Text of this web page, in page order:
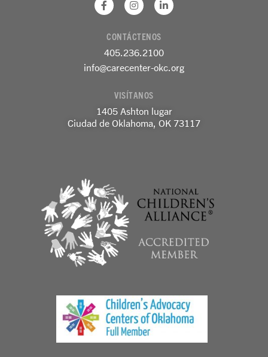
a
b
o
o
k
n
a
g
r
a
i
d
i
n
CONTÁCTENOS
405.236.2100
info@carecenter-okc.org
VISÍTANOS
1405 Ashton lugar
Ciudad de Oklahoma, OK 73117